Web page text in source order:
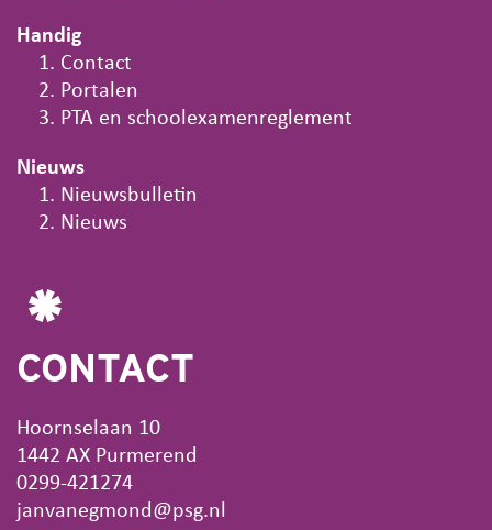
Handig
Contact
Portalen
PTA en schoolexamenreglement
Nieuws
Nieuwsbulletin
Nieuws
CONTACT
Hoornselaan 10
1442 AX Purmerend
0299-421274
janvanegmond@psg.nl